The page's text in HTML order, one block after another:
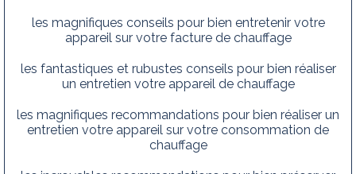
les magnifiques conseils pour bien entretenir votre
appareil sur votre facture de chauffage
les fantastiques et rubustes conseils pour bien réaliser
un entretien votre appareil de chauffage
les magnifiques recommandations pour bien réaliser un
entretien votre appareil sur votre consommation de
chauffage